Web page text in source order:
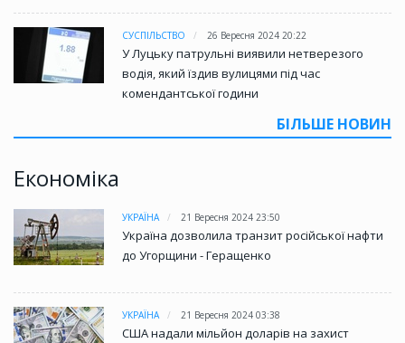
СУСПІЛЬСТВО 26 Вересня 2024 20:22
У Луцьку патрульні виявили нетверезого
водія, який їздив вулицями під час
комендантської години
БІЛЬШЕ НОВИН
Економіка
УКРАЇНА 21 Вересня 2024 23:50
Україна дозволила транзит російської нафти
до Угорщини - Геращенко
УКРАЇНА 21 Вересня 2024 03:38
США надали мільйон доларів на захист